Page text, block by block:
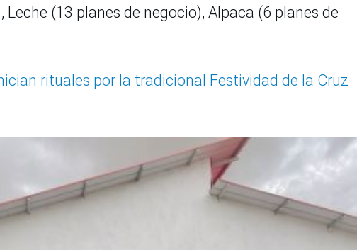
(13 planes de negocio), Alpaca (6 planes de
rituales por la tradicional Festividad de la Cruz